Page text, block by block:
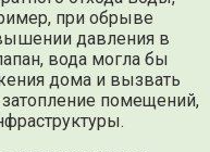
при обрыве
давления в
вода могла бы
дома и вызвать
помещений,